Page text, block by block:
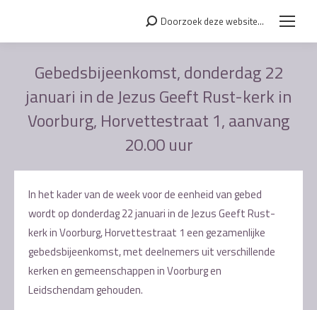
Search:Doorzoek deze website...
Gebedsbijeenkomst, donderdag 22
januari in de Jezus Geeft Rust-kerk in
Voorburg, Horvettestraat 1, aanvang
20.00 uur
In het kader van de week voor de eenheid van gebed
wordt op donderdag 22 januari in de Jezus Geeft Rust-
kerk in Voorburg, Horvettestraat 1 een gezamenlijke
gebedsbijeenkomst, met deelnemers uit verschillende
kerken en gemeenschappen in Voorburg en
Leidschendam gehouden.